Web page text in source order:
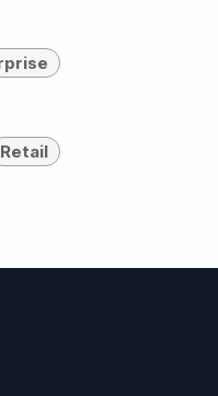
Retail